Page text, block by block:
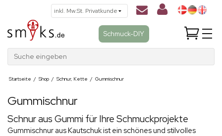
Schmuck-DIY
Suche eingeben
Startseite / Shop / Schnur, Kette / Gummischnur
Gummischnur
Schnur aus Gummi für Ihre Schmuckprojekte
Gummischnur aus Kautschuk ist ein schönes und stilvolles